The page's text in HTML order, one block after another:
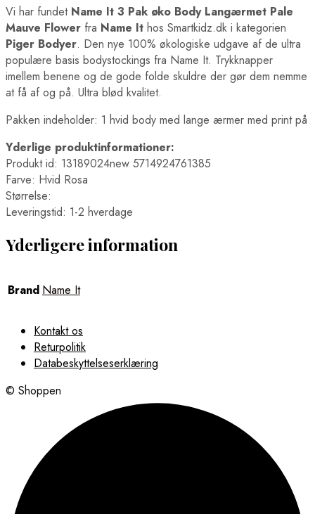
Vi har fundet Name It 3 Pak øko Body Langærmet Pale
Mauve Flower fra Name It hos Smartkidz.dk i kategorien
Piger Bodyer. Den nye 100% økologiske udgave af de ultra
populære basis bodystockings fra Name It. Trykknapper
imellem benene og de gode folde skuldre der gør dem nemme
at få af og på. Ultra blød kvalitet.
Pakken indeholder: 1 hvid body med lange ærmer med print på
Yderlige produktinformationer:
Produkt id: 13189024new 5714924761385
Farve: Hvid Rosa
Størrelse:
Leveringstid: 1-2 hverdage
Yderligere information
Brand Name It
Kontakt os
Returpolitik
Databeskyttelseserklæring
© Shoppen